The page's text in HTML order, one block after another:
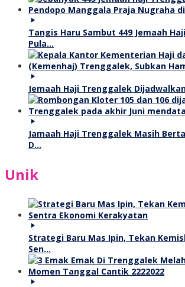
Tangis Haru Sambut 449 Jemaah
Pula…
Jemaah Haji Trenggalek
Jamaah Haji Trenggalek Masih
D…
Unik
Strategi Baru Mas Ipin, Tekan
Sen…